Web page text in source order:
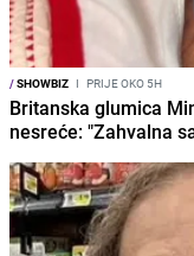
/SHOWBIZ I PRIJE OKO 5H
Britanska glumica
nesreće: "Zahvalna